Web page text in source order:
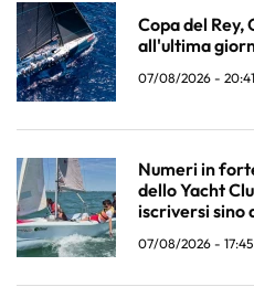
Copa del Rey,
all'ultima
07/08/2026 - 20:41
Numeri in
dello Yacht
iscriversi sino
07/08/2026 - 17:45